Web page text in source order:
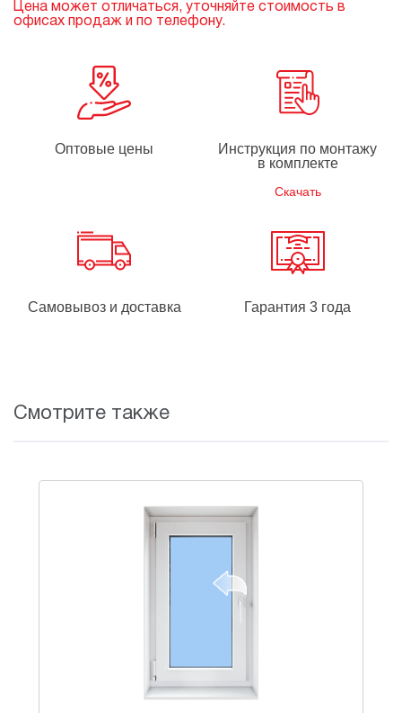
Цена может отличаться, уточняйте стоимость в
офисах продаж и по телефону.
Оптовые цены
Инструкция по монтажу
в комплекте
Скачать
Самовывоз и доставка Гарантия 3 года
Смотрите также